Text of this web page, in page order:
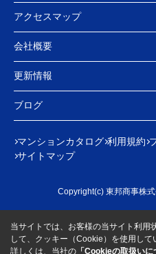
アクセスマップ
会社概要
更新情報
ブログ
マンションカタログ 利用規約
サイトマップ
Copyright(c) 東邦商事株
当サイトでは、お客様の当サイト利用
して、クッキー（Cookie）を使用して
詳しくは、当社の 「Cookieの取扱いに